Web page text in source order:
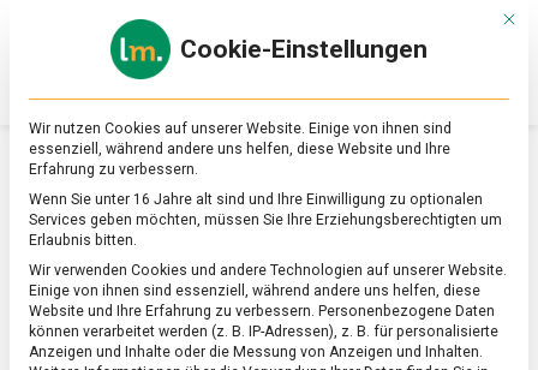
Online-
Magazin
zu
&
Ernährung
SCHLAGWORT:ENTENEIER
Mit
Cookie-Einstellungen
Wir nutzen Cookies auf unserer Website. Einige von ihnen sind
essenziell, während andere uns helfen, diese Website und Ihre
Erfahrung zu verbessern.
Wenn Sie unter 16 Jahre alt sind und Ihre Einwilligung zu optionalen
Services geben möchten, müssen Sie Ihre Erziehungsberechtigten um
Erlaubnis bitten.
Wir verwenden Cookies und andere Technologien auf unserer Website.
Einige von ihnen sind essenziell, während andere uns helfen, diese
Website und Ihre Erfahrung zu verbessern. Personenbezogene Daten
können verarbeitet werden (z. B. IP-Adressen), z. B. für personalisierte
Anzeigen und Inhalte oder die Messung von Anzeigen und Inhalten.